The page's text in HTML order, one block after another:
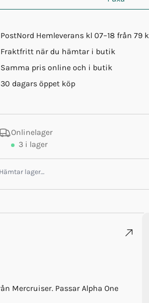
PostNord Hemleverans kl 07–18 från 79
Fraktfritt när du hämtar i butik
Samma pris online och i butik
30 dagars öppet köp
Onlinelager
3 i lager
Hämtar lager…
Mercruiser. Passar Alpha One